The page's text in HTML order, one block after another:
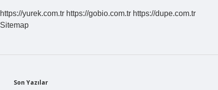
https://yurek.com.tr https://gobio.com.tr https://dupe.com.tr
Sitemap
Son Yazılar